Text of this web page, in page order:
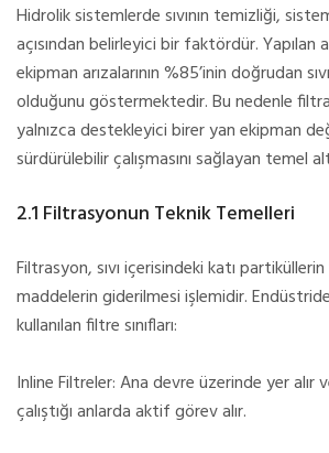
Hidrolik sistemlerde sıvının temizliği,
açısından belirleyici bir faktördür. Yapılan
ekipman arızalarının %85’inin doğrudan
olduğunu göstermektedir. Bu nedenle
yalnızca destekleyici birer yan ekipman
sürdürülebilir çalışmasını sağlayan temel
2.1 Filtrasyonun Teknik Temelleri
Filtrasyon, sıvı içerisindeki katı
maddelerin giderilmesi işlemidir.
kullanılan filtre sınıfları:
Inline Filtreler: Ana devre üzerinde yer alır
çalıştığı anlarda aktif görev alır.